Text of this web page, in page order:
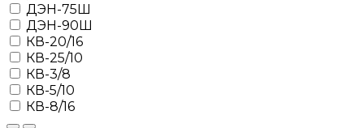
ДЭН-75Ш
ДЭН-90Ш
КВ-20/16
КВ-25/10
КВ-3/8
КВ-5/10
КВ-8/16